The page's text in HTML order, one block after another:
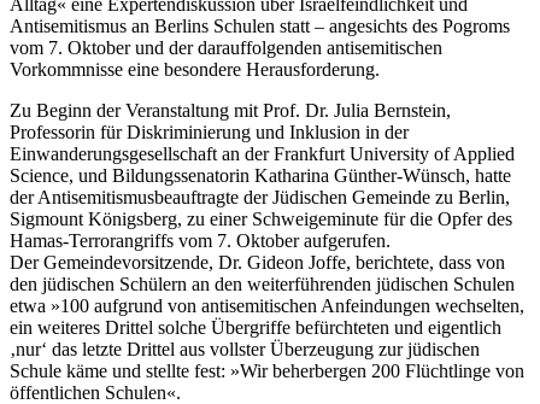
Antisemitismus an Berlins Schulen statt – angesichts des Pogroms
vom 7. Oktober und der darauffolgenden antisemitischen
Vorkommnisse eine besondere Herausforderung.
Zu Beginn der Veranstaltung mit Prof. Dr. Julia Bernstein,
Professorin für Diskriminierung und Inklusion in der
Einwanderungsgesellschaft an der Frankfurt University of Applied
Science, und Bildungssenatorin Katharina Günther-Wünsch, hatte
der Antisemitismusbeauftragte der Jüdischen Gemeinde zu Berlin,
Sigmount Königsberg, zu einer Schweigeminute für die Opfer des
Hamas-Terrorangriffs vom 7. Oktober aufgerufen.
Der Gemeindevorsitzende, Dr. Gideon Joffe, berichtete, dass von
den jüdischen Schülern an den weiterführenden jüdischen Schulen
etwa »100 aufgrund von antisemitischen Anfeindungen wechselten,
ein weiteres Drittel solche Übergriffe befürchteten und eigentlich
‚nur‘ das letzte Drittel aus vollster Überzeugung zur jüdischen
Schule käme und stellte fest: »Wir beherbergen 200 Flüchtlinge von
öffentlichen Schulen«.